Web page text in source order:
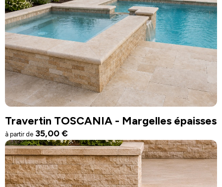
Travertin TOSCANIA - Margelles épaisses
à partir de 35,00€